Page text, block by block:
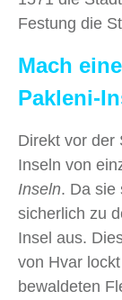
Festung die
Mach
Pakleni-
Direkt vor der
Inseln von
Inseln. Da sie
sicherlich zu
Insel aus.
von Hvar
bewaldeten